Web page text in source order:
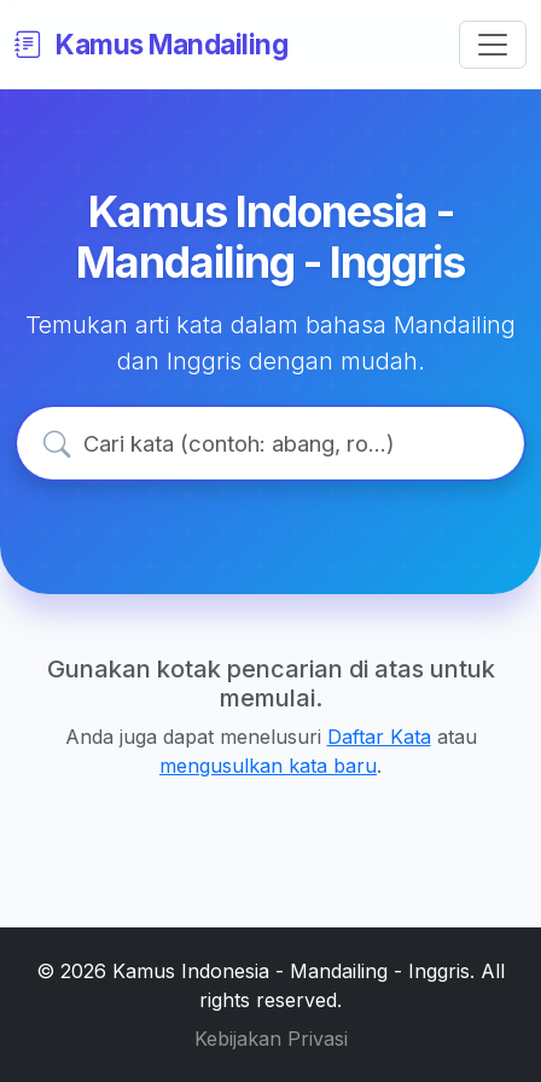
Kamus Mandailing
Kamus Indonesia -
Mandailing - Inggris
Temukan arti kata dalam bahasa Mandailing
dan Inggris dengan mudah.
Gunakan kotak pencarian di atas untuk
memulai.
Anda juga dapat menelusuri Daftar Kataatau
mengusulkan kata baru.
© 2026 Kamus Indonesia - Mandailing - Inggris. All
rights reserved.
Kebijakan Privasi